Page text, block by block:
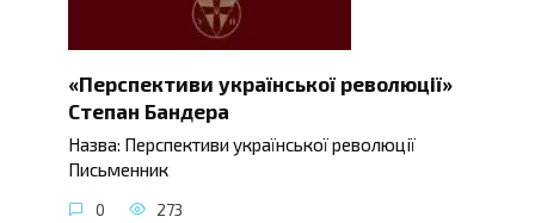
«Перспективи української революції»
Степан Бандера
Назва: Перспективи української революції
Письменник
0 273